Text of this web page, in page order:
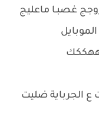
غصبـا ماعليج
الجرباية ضليت